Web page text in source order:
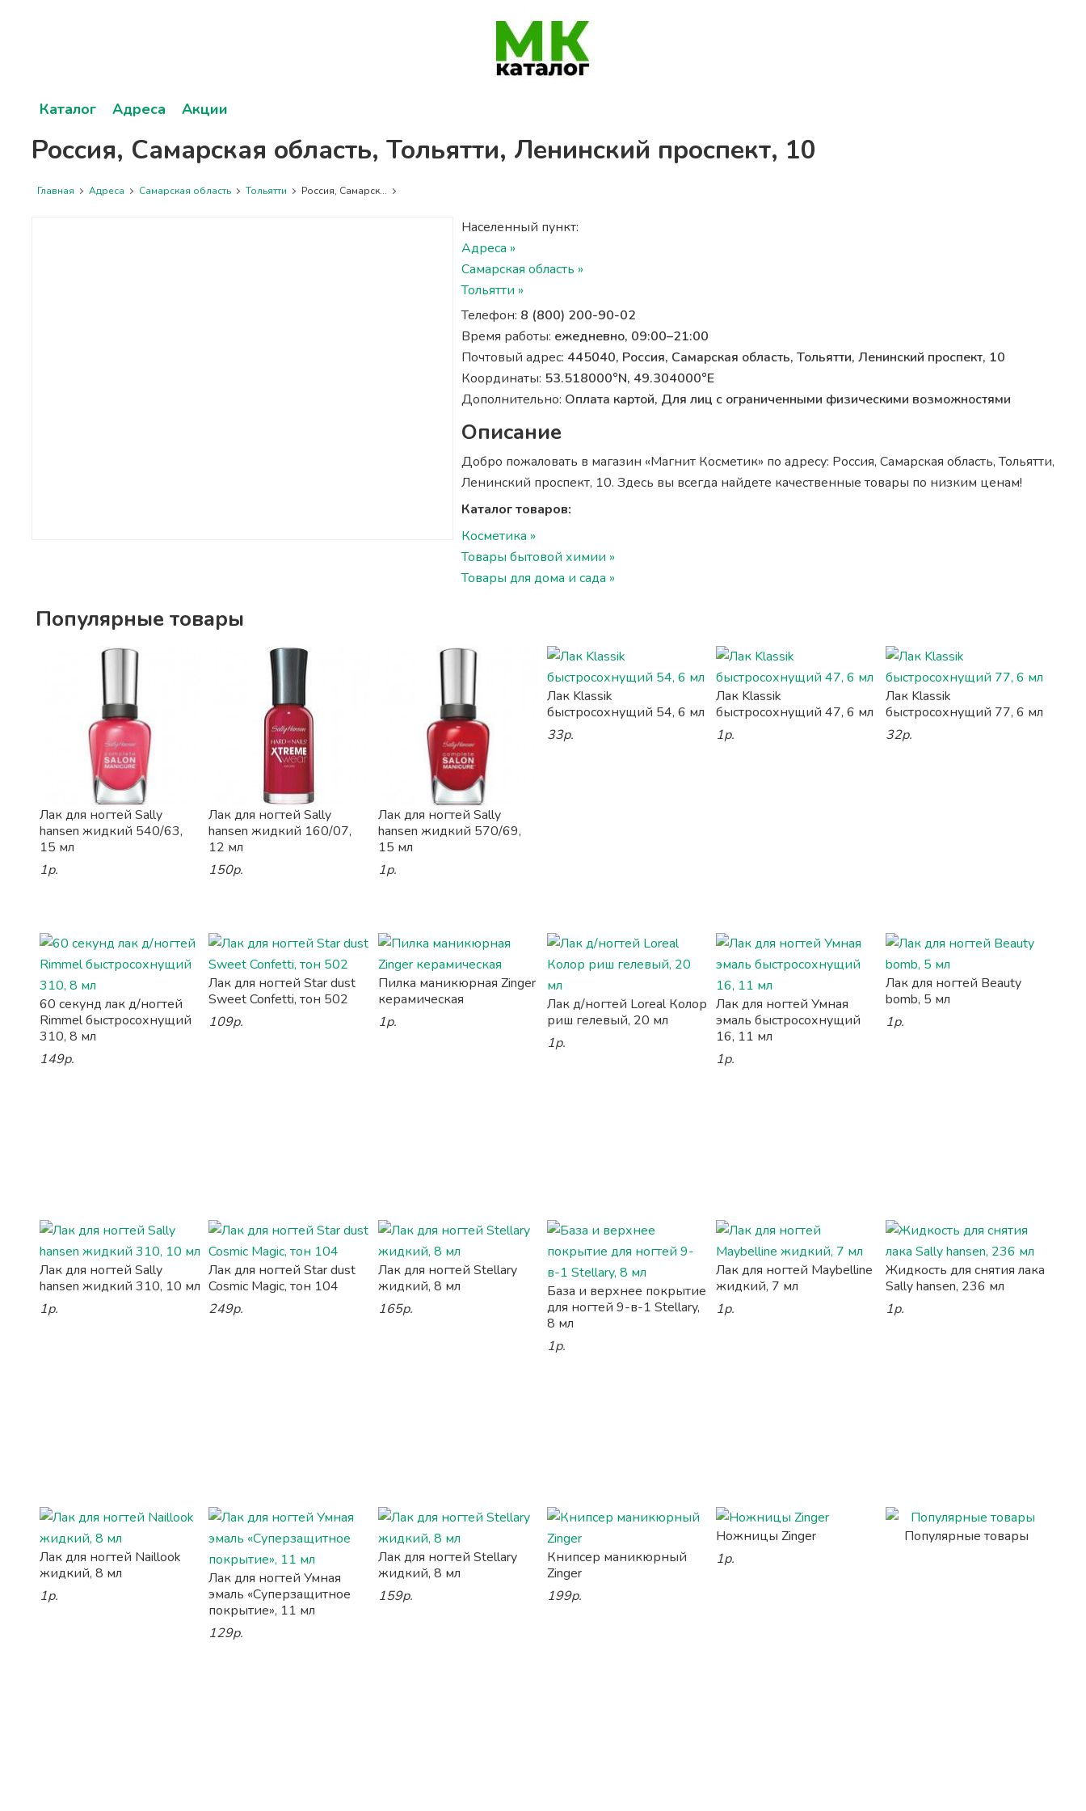
Каталог Адреса Акции
Россия, Самарская область, Тольятти, Ленинский проспект, 10
Главная Адреса Самарская область Тольятти Россия, Самарск...
Населенный пункт:
Адреса »
Самарская область »
Тольятти »
Телефон: 8 (800) 200-90-02
Время работы: ежедневно, 09:00–21:00
Почтовый адрес: 445040, Россия, Самарская область, Тольятти, Ленинский проспект, 10
Координаты: 53.518000°N, 49.304000°E
Дополнительно: Оплата картой, Для лиц с ограниченными физическими возможностями
Описание
Добро пожаловать в магазин «Магнит Косметик» по адресу: Россия, Самарская область, Тольятти,
Ленинский проспект, 10. Здесь вы всегда найдете качественные товары по низким ценам!
Каталог товаров:
Косметика »
Товары бытовой химии »
Товары для дома и сада »
Популярные товары
Лак для ногтей Sally
hansen жидкий 540/63,
15 мл
1р.
Лак для ногтей Sally
hansen жидкий 160/07,
12 мл
150р.
Лак для ногтей Sally
hansen жидкий 570/69,
15 мл
1р.
Лак Klassik
быстросохнущий 54, 6 мл
33р.
Лак Klassik
быстросохнущий 47, 6 мл
1р.
Лак Klassik
быстросохнущий 77, 6 мл
32р.
60 секунд лак д/ногтей
Rimmel быстросохнущий
310, 8 мл
149р.
Лак для ногтей Star dust
Sweet Confetti, тон 502
109р.
Пилка маникюрная Zinger
керамическая
1р.
Лак д/ногтей Loreal Колор
риш гелевый, 20 мл
1р.
Лак для ногтей Умная
эмаль быстросохнущий
16, 11 мл
1р.
Лак для ногтей Beauty
bomb, 5 мл
1р.
Лак для ногтей Sally
hansen жидкий 310, 10 мл
1р.
Лак для ногтей Star dust
Cosmic Magic, тон 104
249р.
Лак для ногтей Stellary
жидкий, 8 мл
165р.
База и верхнее покрытие
для ногтей 9-в-1 Stellary,
8 мл
1р.
Лак для ногтей Maybelline
жидкий, 7 мл
1р.
Жидкость для снятия лака
Sally hansen, 236 мл
1р.
Лак для ногтей Naillook
жидкий, 8 мл
1р.
Лак для ногтей Умная
эмаль «Суперзащитное
покрытие», 11 мл
129р.
Лак для ногтей Stellary
жидкий, 8 мл
159р.
Книпсер маникюрный
Zinger
199р.
Ножницы Zinger
1р.
Популярные товары